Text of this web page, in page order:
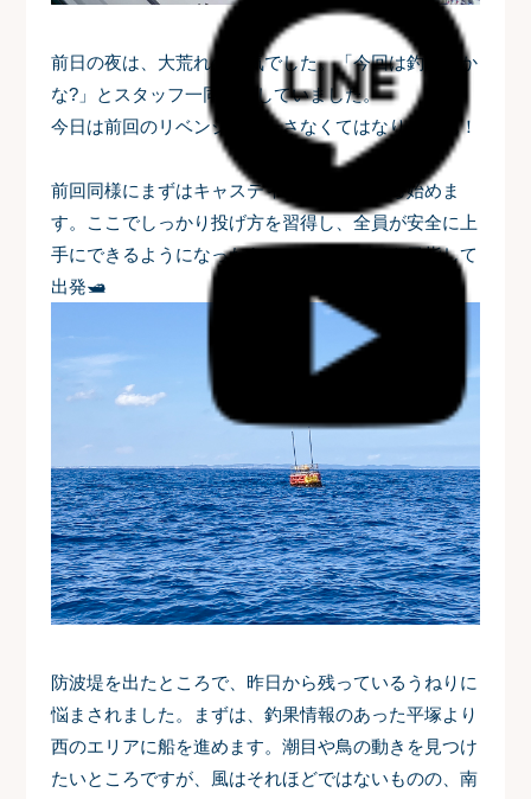
前日の夜は、大荒れの天気でした。「今回は釣れるか
な?」とスタッフ一同心配していました。
今日は前回のリベンジを果たさなくてはなりません！
前回同様にまずはキャスティングの練習から始めま
す。ここでしっかり投げ方を習得し、全員が安全に上
手にできるようになったら、いよいよブイを目指して
出発🛥
防波堤を出たところで、昨日から残っているうねりに
悩まされました。まずは、釣果情報のあった平塚より
西のエリアに船を進めます。潮目や鳥の動きを見つけ
たいところですが、風はそれほどではないものの、南